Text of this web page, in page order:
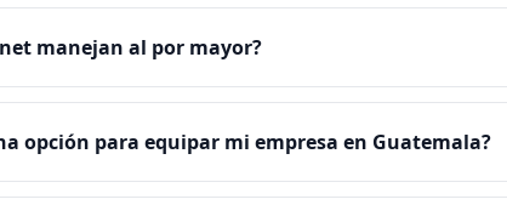
manejan al por mayor?
opción para equipar mi empresa en Guatemala?